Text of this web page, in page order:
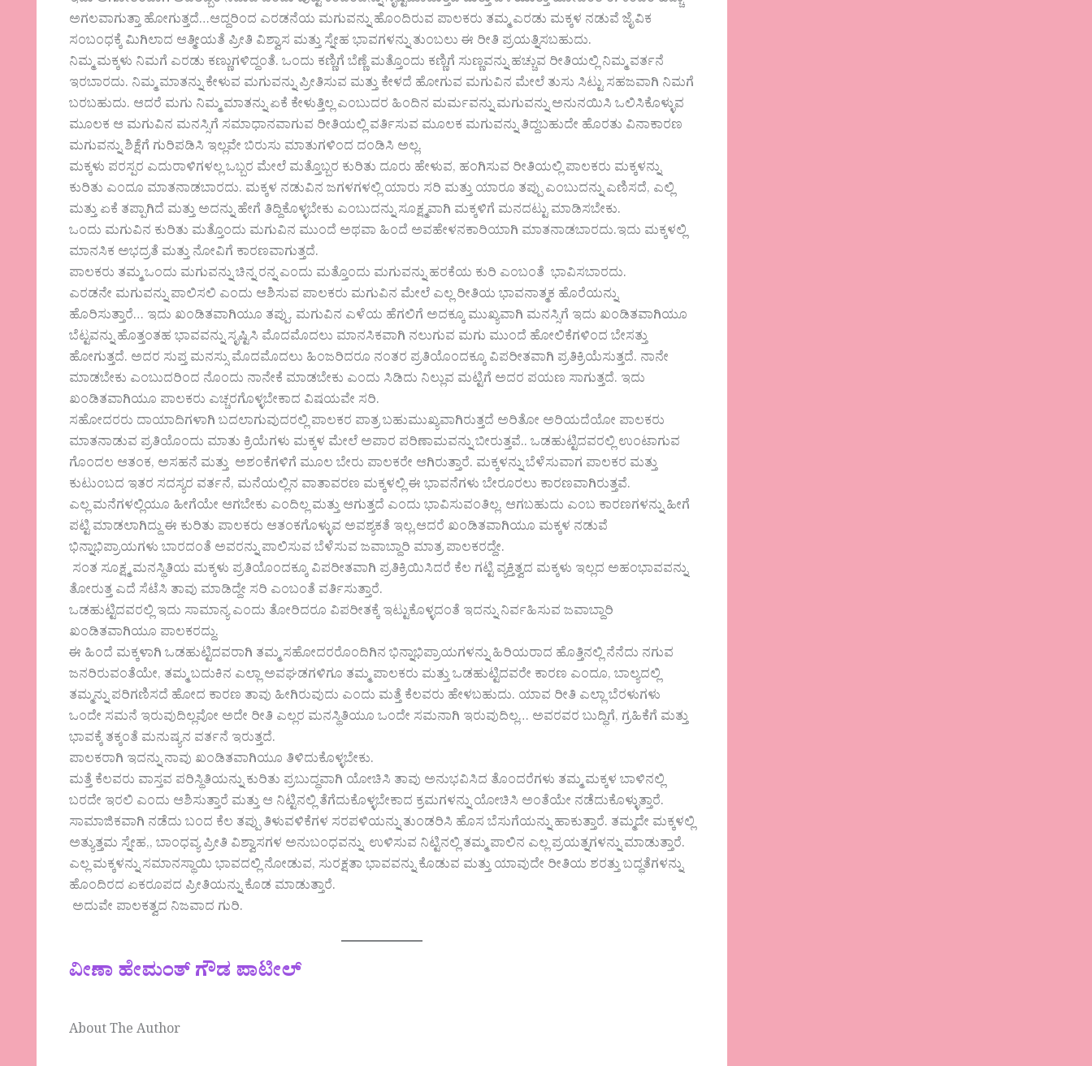
ಅಗಲವಾಗುತ್ತಾ ಹೋಗುತ್ತದೆ…ಆದ್ದರಿಂದ ಎರಡನೆಯ ಮಗುವನ್ನು ಹೊಂದಿರುವ ಪಾಲಕರು ತಮ್ಮ ಎರಡು ಮಕ್ಕಳ ನಡುವೆ ಜೈವಿಕ
ಸಂಬಂಧಕ್ಕೆ ಮಿಗಿಲಾದ ಆತ್ಮೀಯತೆ ಪ್ರೀತಿ ವಿಶ್ವಾಸ ಮತ್ತು ಸ್ನೇಹ ಭಾವಗಳನ್ನು ತುಂಬಲು ಈ ರೀತಿ ಪ್ರಯತ್ನಿಸಬಹುದು.
ನಿಮ್ಮ ಮಕ್ಕಳು ನಿಮಗೆ ಎರಡು ಕಣ್ಣುಗಳಿದ್ದಂತೆ. ಒಂದು ಕಣ್ಣಿಗೆ ಬೆಣ್ಣೆ ಮತ್ತೊಂದು ಕಣ್ಣಿಗೆ ಸುಣ್ಣವನ್ನು ಹಚ್ಚುವ ರೀತಿಯಲ್ಲಿ ನಿಮ್ಮ ವರ್ತನೆ
ಇರಬಾರದು. ನಿಮ್ಮ ಮಾತನ್ನು ಕೇಳುವ ಮಗುವನ್ನು ಪ್ರೀತಿಸುವ ಮತ್ತು ಕೇಳದೆ ಹೋಗುವ ಮಗುವಿನ ಮೇಲೆ ತುಸು ಸಿಟ್ಟು ಸಹಜವಾಗಿ ನಿಮಗೆ
ಬರಬಹುದು. ಆದರೆ ಮಗು ನಿಮ್ಮ ಮಾತನ್ನು ಏಕೆ ಕೇಳುತ್ತಿಲ್ಲ ಎಂಬುದರ ಹಿಂದಿನ ಮರ್ಮವನ್ನು ಮಗುವನ್ನು ಅನುನಯಿಸಿ ಒಲಿಸಿಕೊಳ್ಳುವ
ಮೂಲಕ ಆ ಮಗುವಿನ ಮನಸ್ಸಿಗೆ ಸಮಾಧಾನವಾಗುವ ರೀತಿಯಲ್ಲಿ ವರ್ತಿಸುವ ಮೂಲಕ ಮಗುವನ್ನು ತಿದ್ದಬಹುದೇ ಹೊರತು ವಿನಾಕಾರಣ
ಮಗುವನ್ನು ಶಿಕ್ಷೆಗೆ ಗುರಿಪಡಿಸಿ ಇಲ್ಲವೇ ಬಿರುಸು ಮಾತುಗಳಿಂದ ದಂಡಿಸಿ ಅಲ್ಲ.
ಮಕ್ಕಳು ಪರಸ್ಪರ ಎದುರಾಳಿಗಳಲ್ಲ ಒಬ್ಬರ ಮೇಲೆ ಮತ್ತೊಬ್ಬರ ಕುರಿತು ದೂರು ಹೇಳುವ, ಹಂಗಿಸುವ ರೀತಿಯಲ್ಲಿ ಪಾಲಕರು ಮಕ್ಕಳನ್ನು
ಕುರಿತು ಎಂದೂ ಮಾತನಾಡಬಾರದು. ಮಕ್ಕಳ ನಡುವಿನ ಜಗಳಗಳಲ್ಲಿ ಯಾರು ಸರಿ ಮತ್ತು ಯಾರೂ ತಪ್ಪು ಎಂಬುದನ್ನು ಎಣಿಸದೆ, ಎಲ್ಲಿ
ಮತ್ತು ಏಕೆ ತಪ್ಪಾಗಿದೆ ಮತ್ತು ಅದನ್ನು ಹೇಗೆ ತಿದ್ದಿಕೊಳ್ಳಬೇಕು ಎಂಬುದನ್ನು ಸೂಕ್ಷ್ಮವಾಗಿ ಮಕ್ಕಳಿಗೆ ಮನದಟ್ಟು ಮಾಡಿಸಬೇಕು.
ಒಂದು ಮಗುವಿನ ಕುರಿತು ಮತ್ತೊಂದು ಮಗುವಿನ ಮುಂದೆ ಅಥವಾ ಹಿಂದೆ ಅವಹೇಳನಕಾರಿಯಾಗಿ ಮಾತನಾಡಬಾರದು.ಇದು ಮಕ್ಕಳಲ್ಲಿ
ಮಾನಸಿಕ ಅಭದ್ರತೆ ಮತ್ತು ನೋವಿಗೆ ಕಾರಣವಾಗುತ್ತದೆ.
ಪಾಲಕರು ತಮ್ಮ ಒಂದು ಮಗುವನ್ನು ಚಿನ್ನ ರನ್ನ ಎಂದು ಮತ್ತೊಂದು ಮಗುವನ್ನು ಹರಕೆಯ ಕುರಿ ಎಂಬಂತೆ ಭಾವಿಸಬಾರದು.
ಎರಡನೇ ಮಗುವನ್ನು ಪಾಲಿಸಲಿ ಎಂದು ಆಶಿಸುವ ಪಾಲಕರು ಮಗುವಿನ ಮೇಲೆ ಎಲ್ಲ ರೀತಿಯ ಭಾವನಾತ್ಮಕ ಹೊರೆಯನ್ನು
ಹೊರಿಸುತ್ತಾರೆ… ಇದು ಖಂಡಿತವಾಗಿಯೂ ತಪ್ಪು. ಮಗುವಿನ ಎಳೆಯ ಹೆಗಲಿಗೆ ಅದಕ್ಕೂ ಮುಖ್ಯವಾಗಿ ಮನಸ್ಸಿಗೆ ಇದು ಖಂಡಿತವಾಗಿಯೂ
ಬೆಟ್ಟವನ್ನು ಹೊತ್ತಂತಹ ಭಾವವನ್ನು ಸೃಷ್ಟಿಸಿ ಮೊದಮೊದಲು ಮಾನಸಿಕವಾಗಿ ನಲುಗುವ ಮಗು ಮುಂದೆ ಹೋಲಿಕೆಗಳಿಂದ ಬೇಸತ್ತು
ಹೋಗುತ್ತದೆ. ಅದರ ಸುಪ್ತ ಮನಸ್ಸು ಮೊದಮೊದಲು ಹಿಂಜರಿದರೂ ನಂತರ ಪ್ರತಿಯೊಂದಕ್ಕೂ ವಿಪರೀತವಾಗಿ ಪ್ರತಿಕ್ರಿಯೆಸುತ್ತದೆ. ನಾನೇ
ಮಾಡಬೇಕು ಎಂಬುದರಿಂದ ನೊಂದು ನಾನೇಕೆ ಮಾಡಬೇಕು ಎಂದು ಸಿಡಿದು ನಿಲ್ಲುವ ಮಟ್ಟಿಗೆ ಅದರ ಪಯಣ ಸಾಗುತ್ತದೆ. ಇದು
ಖಂಡಿತವಾಗಿಯೂ ಪಾಲಕರು ಎಚ್ಚರಗೊಳ್ಳಬೇಕಾದ ವಿಷಯವೇ ಸರಿ.
ಸಹೋದರರು ದಾಯಾದಿಗಳಾಗಿ ಬದಲಾಗುವುದರಲ್ಲಿ ಪಾಲಕರ ಪಾತ್ರ ಬಹುಮುಖ್ಯವಾಗಿರುತ್ತದೆ ಅರಿತೋ ಅರಿಯದೆಯೋ ಪಾಲಕರು
ಮಾತನಾಡುವ ಪ್ರತಿಯೊಂದು ಮಾತು ಕ್ರಿಯೆಗಳು ಮಕ್ಕಳ ಮೇಲೆ ಅಪಾರ ಪರಿಣಾಮವನ್ನು ಬೀರುತ್ತವೆ.. ಒಡಹುಟ್ಟಿದವರಲ್ಲಿ ಉಂಟಾಗುವ
ಗೊಂದಲ ಆತಂಕ, ಅಸಹನೆ ಮತ್ತು ಅಶಂಕೆಗಳಿಗೆ ಮೂಲ ಬೇರು ಪಾಲಕರೇ ಆಗಿರುತ್ತಾರೆ. ಮಕ್ಕಳನ್ನು ಬೆಳೆಸುವಾಗ ಪಾಲಕರ ಮತ್ತು
ಕುಟುಂಬದ ಇತರ ಸದಸ್ಯರ ವರ್ತನೆ, ಮನೆಯಲ್ಲಿನ ವಾತಾವರಣ ಮಕ್ಕಳಲ್ಲಿ ಈ ಭಾವನೆಗಳು ಬೇರೂರಲು ಕಾರಣವಾಗಿರುತ್ತವೆ.
ಎಲ್ಲ ಮನೆಗಳಲ್ಲಿಯೂ ಹೀಗೆಯೇ ಆಗಬೇಕು ಎಂದಿಲ್ಲ ಮತ್ತು ಆಗುತ್ತದೆ ಎಂದು ಭಾವಿಸುವಂತಿಲ್ಲ. ಆಗಬಹುದು ಎಂಬ ಕಾರಣಗಳನ್ನು ಹೀಗೆ
ಪಟ್ಟಿ ಮಾಡಲಾಗಿದ್ದು ಈ ಕುರಿತು ಪಾಲಕರು ಆತಂಕಗೊಳ್ಳುವ ಅವಶ್ಯಕತೆ ಇಲ್ಲ,ಆದರೆ ಖಂಡಿತವಾಗಿಯೂ ಮಕ್ಕಳ ನಡುವೆ
ಭಿನ್ನಾಭಿಪ್ರಾಯಗಳು ಬಾರದಂತೆ ಅವರನ್ನು ಪಾಲಿಸುವ ಬೆಳೆಸುವ ಜವಾಬ್ದಾರಿ ಮಾತ್ರ ಪಾಲಕರದ್ದೇ.
ಸಂತ ಸೂಕ್ಷ್ಮ ಮನಸ್ಥಿತಿಯ ಮಕ್ಕಳು ಪ್ರತಿಯೊಂದಕ್ಕೂ ವಿಪರೀತವಾಗಿ ಪ್ರತಿಕ್ರಿಯಿಸಿದರೆ ಕೆಲ ಗಟ್ಟಿ ವ್ಯಕ್ತಿತ್ವದ ಮಕ್ಕಳು ಇಲ್ಲದ ಅಹಂಭಾವವನ್ನು
ತೋರುತ್ತ ಎದೆ ಸೆಟೆಸಿ ತಾವು ಮಾಡಿದ್ದೇ ಸರಿ ಎಂಬಂತೆ ವರ್ತಿಸುತ್ತಾರೆ.
ಒಡಹುಟ್ಟಿದವರಲ್ಲಿ ಇದು ಸಾಮಾನ್ಯ ಎಂದು ತೋರಿದರೂ ವಿಪರೀತಕ್ಕೆ ಇಟ್ಟುಕೊಳ್ಳದಂತೆ ಇದನ್ನು ನಿರ್ವಹಿಸುವ ಜವಾಬ್ದಾರಿ
ಖಂಡಿತವಾಗಿಯೂ ಪಾಲಕರದ್ದು.
ಈ ಹಿಂದೆ ಮಕ್ಕಳಾಗಿ ಒಡಹುಟ್ಟಿದವರಾಗಿ ತಮ್ಮ ಸಹೋದರರೊಂದಿಗಿನ ಭಿನ್ನಾಭಿಪ್ರಾಯಗಳನ್ನು ಹಿರಿಯರಾದ ಹೊತ್ತಿನಲ್ಲಿ ನೆನೆದು ನಗುವ
ಜನರಿರುವಂತೆಯೇ, ತಮ್ಮ ಬದುಕಿನ ಎಲ್ಲಾ ಅವಘಡಗಳಿಗೂ ತಮ್ಮ ಪಾಲಕರು ಮತ್ತು ಒಡಹುಟ್ಟಿದವರೇ ಕಾರಣ ಎಂದೂ, ಬಾಲ್ಯದಲ್ಲಿ
ತಮ್ಮನ್ನು ಪರಿಗಣಿಸದೆ ಹೋದ ಕಾರಣ ತಾವು ಹೀಗಿರುವುದು ಎಂದು ಮತ್ತೆ ಕೆಲವರು ಹೇಳಬಹುದು. ಯಾವ ರೀತಿ ಎಲ್ಲಾ ಬೆರಳುಗಳು
ಒಂದೇ ಸಮನೆ ಇರುವುದಿಲ್ಲವೋ ಅದೇ ರೀತಿ ಎಲ್ಲರ ಮನಸ್ಥಿತಿಯೂ ಒಂದೇ ಸಮನಾಗಿ ಇರುವುದಿಲ್ಲ… ಅವರವರ ಬುದ್ಧಿಗೆ, ಗ್ರಹಿಕೆಗೆ ಮತ್ತು
ಭಾವಕ್ಕೆ ತಕ್ಕಂತೆ ಮನುಷ್ಯನ ವರ್ತನೆ ಇರುತ್ತದೆ.
ಪಾಲಕರಾಗಿ ಇದನ್ನು ನಾವು ಖಂಡಿತವಾಗಿಯೂ ತಿಳಿದುಕೊಳ್ಳಬೇಕು.
ಮತ್ತೆ ಕೆಲವರು ವಾಸ್ತವ ಪರಿಸ್ಥಿತಿಯನ್ನು ಕುರಿತು ಪ್ರಬುದ್ಧವಾಗಿ ಯೋಚಿಸಿ ತಾವು ಅನುಭವಿಸಿದ ತೊಂದರೆಗಳು ತಮ್ಮ ಮಕ್ಕಳ ಬಾಳಿನಲ್ಲಿ
ಬರದೇ ಇರಲಿ ಎಂದು ಆಶಿಸುತ್ತಾರೆ ಮತ್ತು ಆ ನಿಟ್ಟಿನಲ್ಲಿ ತೆಗೆದುಕೊಳ್ಳಬೇಕಾದ ಕ್ರಮಗಳನ್ನು ಯೋಚಿಸಿ ಅಂತೆಯೇ ನಡೆದುಕೊಳ್ಳುತ್ತಾರೆ.
ಸಾಮಾಜಿಕವಾಗಿ ನಡೆದು ಬಂದ ಕೆಲ ತಪ್ಪು ತಿಳುವಳಿಕೆಗಳ ಸರಪಳಿಯನ್ನು ತುಂಡರಿಸಿ ಹೊಸ ಬೆಸುಗೆಯನ್ನು ಹಾಕುತ್ತಾರೆ. ತಮ್ಮದೇ ಮಕ್ಕಳಲ್ಲಿ
ಅತ್ಯುತ್ತಮ ಸ್ನೇಹ,, ಬಾಂಧವ್ಯ ಪ್ರೀತಿ ವಿಶ್ವಾಸಗಳ ಅನುಬಂಧವನ್ನು ಉಳಿಸುವ ನಿಟ್ಟಿನಲ್ಲಿ ತಮ್ಮ ಪಾಲಿನ ಎಲ್ಲ ಪ್ರಯತ್ನಗಳನ್ನು ಮಾಡುತ್ತಾರೆ.
ಎಲ್ಲ ಮಕ್ಕಳನ್ನು ಸಮಾನಸ್ಥಾಯಿ ಭಾವದಲ್ಲಿ ನೋಡುವ, ಸುರಕ್ಷತಾ ಭಾವವನ್ನು ಕೊಡುವ ಮತ್ತು ಯಾವುದೇ ರೀತಿಯ ಶರತ್ತು ಬದ್ಧತೆಗಳನ್ನು
ಹೊಂದಿರದ ಏಕರೂಪದ ಪ್ರೀತಿಯನ್ನು ಕೊಡ ಮಾಡುತ್ತಾರೆ.
ಅದುವೇ ಪಾಲಕತ್ವದ ನಿಜವಾದ ಗುರಿ.
ವೀಣಾ ಹೇಮಂತ್ ಗೌಡ ಪಾಟೀಲ್
About The Author